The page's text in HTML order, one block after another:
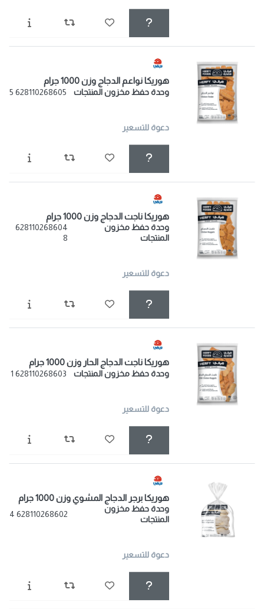
هوريكا نواعم الدجاج وزن 1000 جرام
وحدة حفظ مخزون المنتجات 628110268605 5
دعوة للتسعير
هوريكا ناجت الدجاج وزن 1000 جرام
وحدة حفظ مخزون
المنتجات
628110268604
8
دعوة للتسعير
هوريكا ناجت الدجاج الحار وزن 1000 جرام
وحدة حفظ مخزون المنتجات 628110268603 1
دعوة للتسعير
هوريكا برجر الدجاج المشوي وزن 1000 جرام
وحدة حفظ مخزون
المنتجات
628110268602 4
دعوة للتسعير